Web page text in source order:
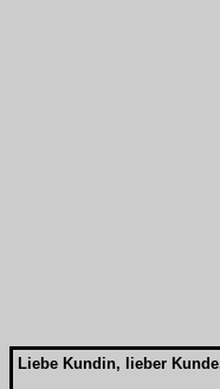
Liebe Kundin, lieber